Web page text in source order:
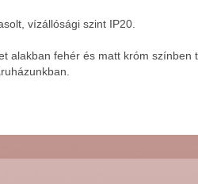
vízállósági szint IP20.
alakban fehér és matt króm színben